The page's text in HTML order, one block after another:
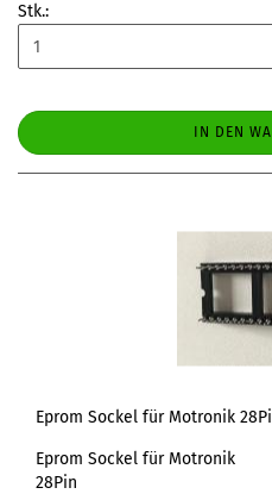
Stk.:
IN DEN
Eprom Sockel für Motronik
Eprom Sockel für Motronik
28Pin